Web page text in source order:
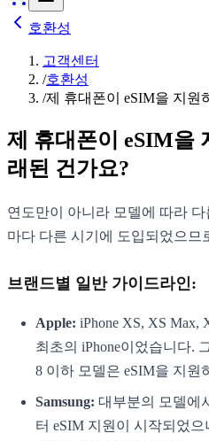
호환성
고객센터
/호환성
/제 휴대폰이 eSIM을 지원
제 휴대폰이 eSIM을
래된 건가요?
연도만이 아니라 모델에 따라
마다 다른 시기에 도입되었으므
브랜드별 일반 가이드라인:
Apple: iPhone XS, XS Max,
최초의 iPhone이었습니다.
8 이하 모델은 eSIM을 지원
Samsung: 대부분의 모델에
터 eSIM 지원이 시작되었